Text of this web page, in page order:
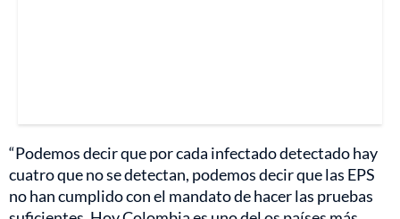
“Podemos decir que por cada infectado detectado hay
cuatro que no se detectan, podemos decir que las EPS
no han cumplido con el mandato de hacer las pruebas